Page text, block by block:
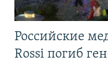
Российские
Rossi погиб